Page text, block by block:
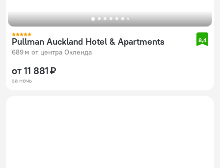
Pullman Auckland Hotel & Apartments
689 м от центра Окленда
8,4
от 11 881 ₽
за ночь